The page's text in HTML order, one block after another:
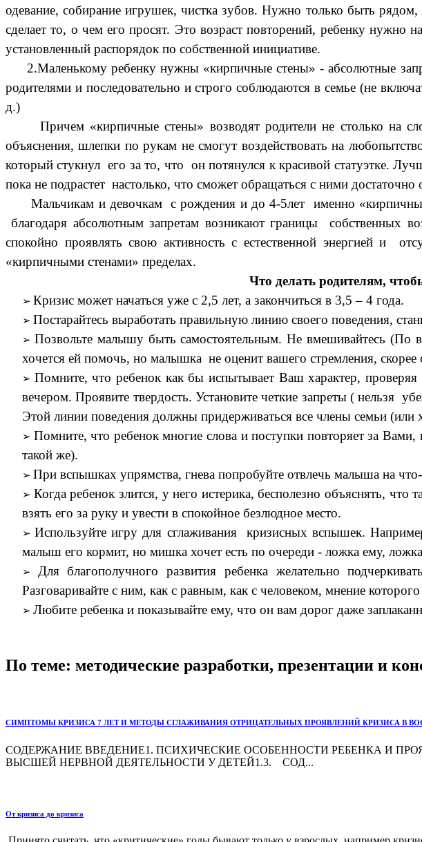
одевание, собирание игрушек, чистка зубов. Нужно только быть
сделает то, о чем его просят. Это возраст повторений, ребенку нужно
установленный распорядок по собственной инициативе.
2.Маленькому ребенку нужны «кирпичные стены» - абсолютные
родителями и последовательно и строго соблюдаются в семье (не
д.)
Причем «кирпичные стены» возводят родители не столько на
объяснения, шлепки по рукам не смогут воздействовать на
который стукнул его за то, что он потянулся к красивой статуэтке.
пока не подрастет настолько, что сможет обращаться с ними достаточно
Мальчикам и девочкам с рождения и до 4-5лет именно «кирпичные
благодаря абсолютным запретам возникают границы собственных
спокойно проявлять свою активность с естественной энергией и
«кирпичными стенами» пределах.
Что делать родителям,
Кризис может начаться уже с 2,5 лет, а закончиться в 3,5 – 4 года.
Постарайтесь выработать правильную линию своего поведения,
Позвольте малышу быть самостоятельным. Не вмешивайтесь (По
хочется ей помочь, но малышка не оценит вашего стремления, скорее
Помните, что ребенок как бы испытывает Ваш характер,
вечером. Проявите твердость. Установите четкие запреты ( нельзя
Этой линии поведения должны придерживаться все члены семьи (или
Помните, что ребенок многие слова и поступки повторяет за
такой же).
При вспышках упрямства, гнева попробуйте отвлечь малыша на
Когда ребенок злится, у него истерика, бесполезно объяснять,
взять его за руку и увести в спокойное безлюдное место.
Используйте игру для сглаживания кризисных вспышек.
малыш его кормит, но мишка хочет есть по очереди - ложка ему,
Для благополучного развития ребенка желательно
Разговаривайте с ним, как с равным, как с человеком, мнение
Любите ребенка и показывайте ему, что он вам дорог даже
По теме: методические разработки, презентации и
СИМПТОМЫ КРИЗИСА 7 ЛЕТ И МЕТОДЫ СГЛАЖИВАНИЯ ОТРИЦАТЕЛЬНЫХ ПРОЯВЛЕНИЙ КРИЗИСА В
СОДЕРЖАНИЕ ВВЕДЕНИЕ1. ПСИХИЧЕСКИЕ ОСОБЕННОСТИ РЕБЕНКА И
ВЫСШЕЙ НЕРВНОЙ ДЕЯТЕЛЬНОСТИ У ДЕТЕЙ1.3. СОД...
От кризиса до кризиса